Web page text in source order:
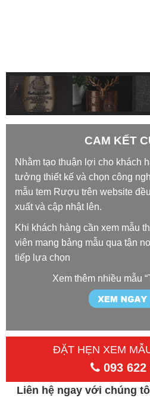
CAM KẾT
Nhằm tạo thuận lợi cho khách
tưởng thiết kế và chọn công
mẫu tem Rượu trên website
xuất và cập nhật lên.
Khi khách hàng cần xem mẫu
viên mang bảng mẫu qua tận
tiếp lựa chọn
Xem thêm nhiều mẫu
ĐẶT HẸN XEM
093 622
Liên hệ ngay với chúng